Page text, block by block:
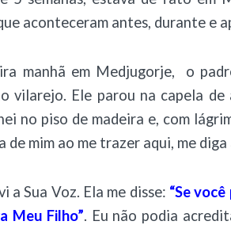
aconteceram antes, durante e
manhã em Medjugorje, o
vilarejo. Ele parou na capela
no piso de madeira e, com
de mim ao me trazer aqui, me diga
a Sua Voz. Ela me disse: “Se
Meu Filho”. Eu não podia